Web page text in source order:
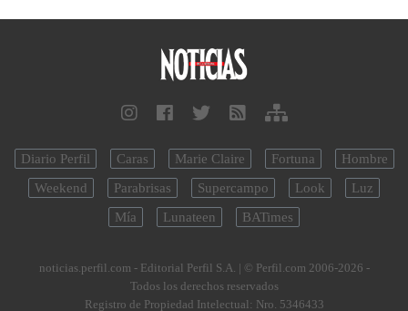
Diario Perfil Caras Marie Claire Fortuna
Hombre
Weekend
Parabrisas Supercampo Look
Luz
Mía
Lunateen BATimes
noticias.perfil.com - Editorial Perfil S.A. | © Perfil.com 2006-2026 -
Todos los derechos reservados
Registro de Propiedad Intelectual: Nro. 5346433